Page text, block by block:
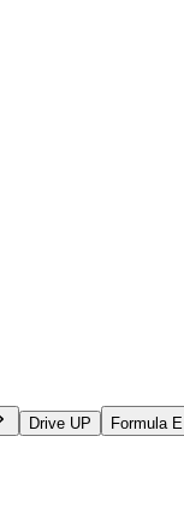
Drive UP Formula E